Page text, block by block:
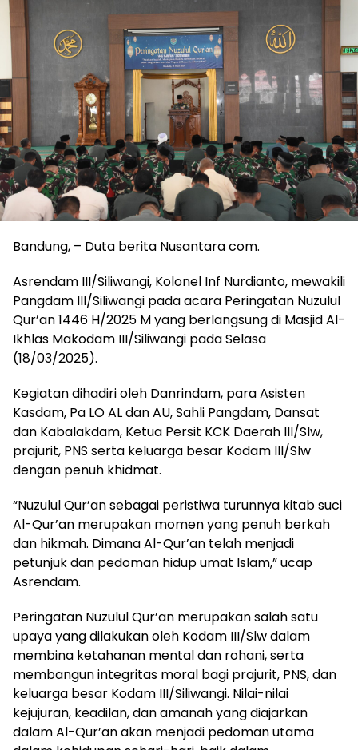
Bandung, – Duta berita Nusantara com.
Asrendam III/Siliwangi, Kolonel Inf Nurdianto, mewakili
Pangdam III/Siliwangi pada acara Peringatan Nuzulul
Qur’an 1446 H/2025 M yang berlangsung di Masjid Al-
Ikhlas Makodam III/Siliwangi pada Selasa
(18/03/2025).
Kegiatan dihadiri oleh Danrindam, para Asisten
Kasdam, Pa LO AL dan AU, Sahli Pangdam, Dansat
dan Kabalakdam, Ketua Persit KCK Daerah III/Slw,
prajurit, PNS serta keluarga besar Kodam III/Slw
dengan penuh khidmat.
“Nuzulul Qur’an sebagai peristiwa turunnya kitab suci
Al-Qur’an merupakan momen yang penuh berkah
dan hikmah. Dimana Al-Qur’an telah menjadi
petunjuk dan pedoman hidup umat Islam,” ucap
Asrendam.
Peringatan Nuzulul Qur’an merupakan salah satu
upaya yang dilakukan oleh Kodam III/Slw dalam
membina ketahanan mental dan rohani, serta
membangun integritas moral bagi prajurit, PNS, dan
keluarga besar Kodam III/Siliwangi. Nilai-nilai
kejujuran, keadilan, dan amanah yang diajarkan
dalam Al-Qur’an akan menjadi pedoman utama